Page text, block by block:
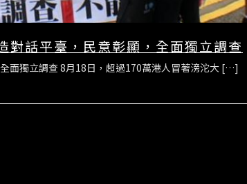
對話平臺，民意彰顯，全面獨立調查
面獨立調查 8月18日，超過170萬港人冒著滂沱大 […]